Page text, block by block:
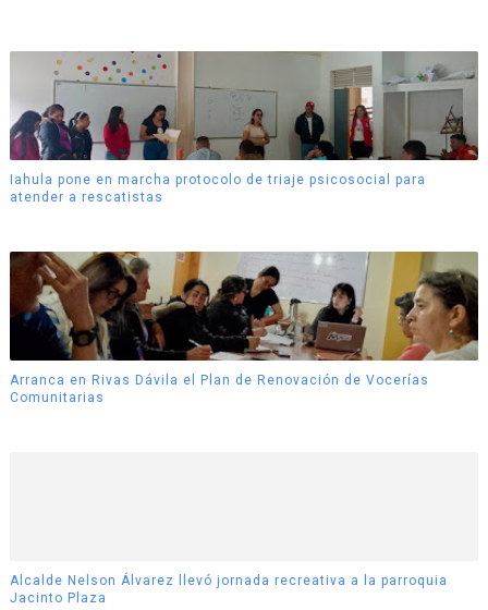
Iahula pone en marcha protocolo de triaje psicosocial para
atender a rescatistas
Arranca en Rivas Dávila el Plan de Renovación de Vocerías
Comunitarias
Alcalde Nelson Álvarez llevó jornada recreativa a la parroquia
Jacinto Plaza